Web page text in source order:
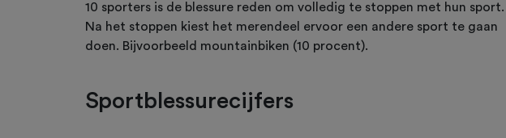
10 sporters is de blessure reden om volledig te stoppen met hun sport.
Na het stoppen kiest het merendeel ervoor een andere sport te gaan
doen. Bijvoorbeeld mountainbiken (10 procent).
Sportblessurecijfers